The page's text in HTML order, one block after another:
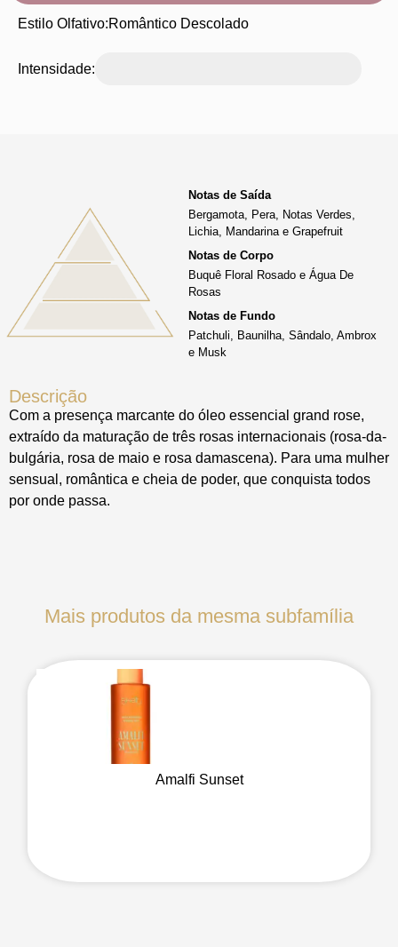
Estilo Olfativo:Romântico Descolado
Intensidade:
Descrição
Com a presença marcante do óleo essencial grand rose,
extraído da maturação de três rosas internacionais (rosa-da-
bulgária, rosa de maio e rosa damascena). Para uma mulher
sensual, romântica e cheia de poder, que conquista todos
por onde passa.
Notas de Saída
Bergamota, Pera, Notas Verdes,
Lichia, Mandarina e Grapefruit
Notas de Corpo
Buquê Floral Rosado e Água De
Rosas
Notas de Fundo
Patchuli, Baunilha, Sândalo, Ambrox
e Musk
Mais produtos da mesma subfamília
Amalfi Sunset